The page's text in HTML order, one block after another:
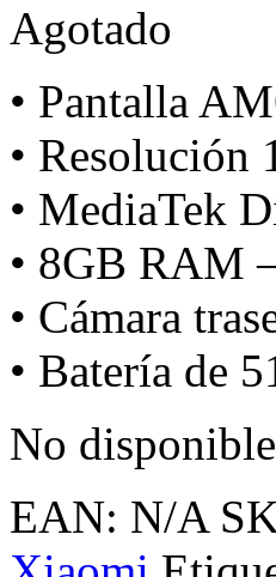
Agotado
• Pantalla
• Resolución
• MediaTek
• 8GB RAM
• Cámara
• Batería de
No
EAN: N/A